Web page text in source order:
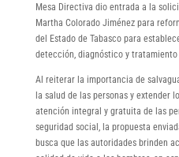
Mesa Directiva dio entrada a la
Martha Colorado Jiménez para
del Estado de Tabasco para
detección, diagnóstico y tratamiento
Al reiterar la importancia de
la salud de las personas y extender
atención integral y gratuita de las
seguridad social, la propuesta
busca que las autoridades brinden